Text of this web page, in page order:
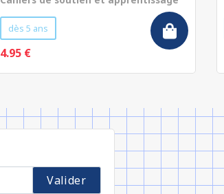
dès 5 ans
4.95 €